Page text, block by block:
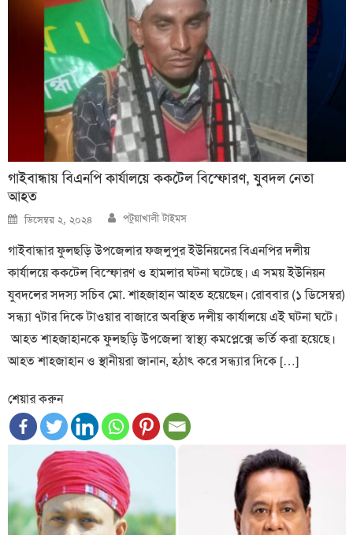
গাইবান্ধায় বিএনপি কার্যালয়ে ককটেল বিস্ফোরণ, যুবদল নেতা
আহত
Posted
on
ডিসেম্বর ২, ২০২৪ Author
পটুয়াখালী টাইমস
গাইবান্ধার ফুলছড়ি উপজেলার ফজলুপুর ইউনিয়নের বিএনপির দলীয়
কার্যালয়ে ককটেল বিস্ফোরণ ও হামলার ঘটনা ঘটেছে। এ সময় ইউনিয়ন
যুবদলের সদস্য সচিব মো. শাহজাহান আহত হয়েছেন। রোববার (১ ডিসেম্বর)
সন্ধ্যা ৭টার দিকে টাওয়ার বাজারে অবস্থিত দলীয় কার্যালয়ে এই ঘটনা ঘটে।
আহত শাহজাহানকে ফুলছড়ি উপজেলা স্বাস্থ্য কমপ্লেক্সে ভর্তি করা হয়েছে।
আহত শাহজাহান ও স্থানীয়রা জানান, হঠাৎ করে সন্ধ্যার দিকে […]
শেয়ার করুন